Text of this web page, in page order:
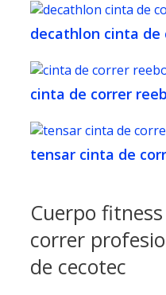
decathlon cinta de
cinta de correr
tensar cinta de
Cuerpo
correr
de cecotec